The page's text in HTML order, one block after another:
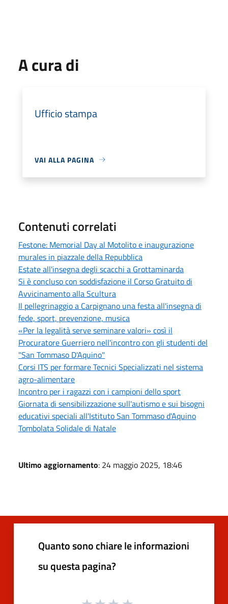
A cura di
Ufficio stampa
VAI ALLA PAGINA
Contenuti correlati
Festone: Memorial Day al Motolito e inaugurazione
murales in piazzale della Repubblica
Estate all'insegna degli scacchi a Grottaminarda
Si è concluso con soddisfazione il Corso Gratuito di
Avvicinamento alla Scultura
Il pellegrinaggio a Carpignano una festa all'insegna di
fede, sport, prevenzione, musica
«Per la legalità serve seminare valori» così il
Procuratore Guerriero nell'incontro con gli studenti del
"San Tommaso D'Aquino"
Corsi ITS per formare Tecnici Specializzati nel sistema
agro-alimentare
Incontro per i ragazzi con i campioni dello sport
Giornata di sensibilizzazione sull'autismo e sui bisogni
educativi speciali all'Istituto San Tommaso d'Aquino
Tombolata Solidale di Natale
Ultimo aggiornamento: 24 maggio 2025, 18:46
Quanto sono chiare le informazioni
su questa pagina?